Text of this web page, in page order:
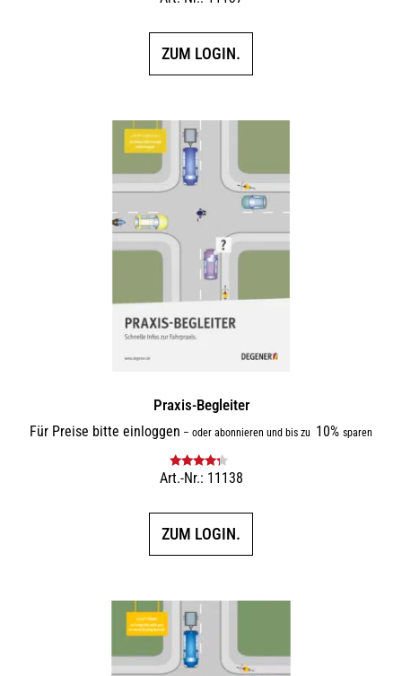
ZUM LOGIN.
Praxis-Begleiter
Für Preise bitte einloggen – oder abonnieren und bis zu 10% sparen
Bewertet
Art.-Nr.: 11138
ZUM LOGIN.